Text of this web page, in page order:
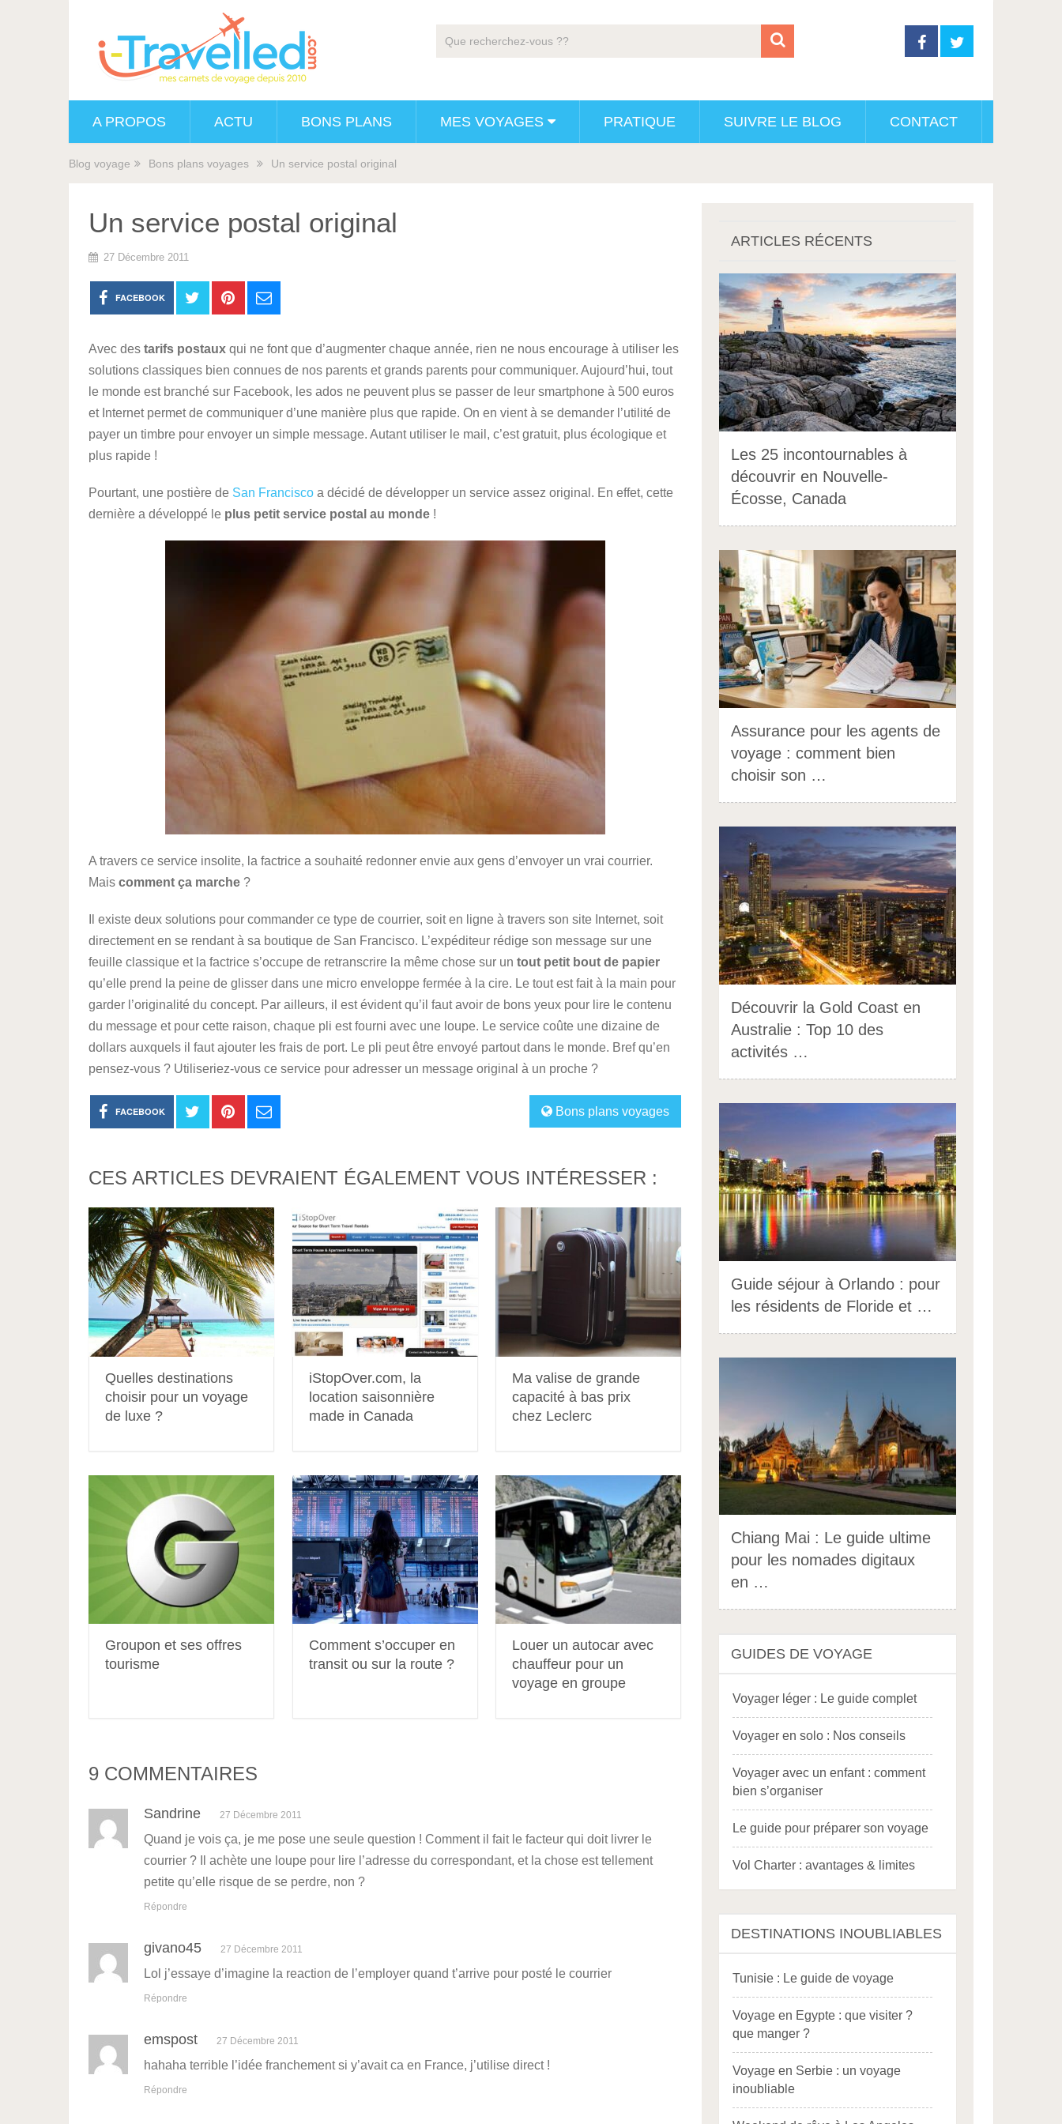
A PROPOS ACTU BONS PLANS MES VOYAGES PRATIQUE SUIVRE LE BLOG CONTACT
Blog voyage Bons plans voyages Un service postal original
Un service postal original
27 Décembre 2011
FACEBOOK
Avec des tarifs postaux qui ne font que d’augmenter chaque année, rien ne nous encourage à utiliser les
solutions classiques bien connues de nos parents et grands parents pour communiquer. Aujourd’hui, tout
le monde est branché sur Facebook, les ados ne peuvent plus se passer de leur smartphone à 500 euros
et Internet permet de communiquer d’une manière plus que rapide. On en vient à se demander l’utilité de
payer un timbre pour envoyer un simple message. Autant utiliser le mail, c’est gratuit, plus écologique et
plus rapide !
Pourtant, une postière de San Francisco a décidé de développer un service assez original. En effet, cette
dernière a développé le plus petit service postal au monde !
A travers ce service insolite, la factrice a souhaité redonner envie aux gens d’envoyer un vrai courrier.
Mais comment ça marche ?
Il existe deux solutions pour commander ce type de courrier, soit en ligne à travers son site Internet, soit
directement en se rendant à sa boutique de San Francisco. L’expéditeur rédige son message sur une
feuille classique et la factrice s’occupe de retranscrire la même chose sur un tout petit bout de papier
qu’elle prend la peine de glisser dans une micro enveloppe fermée à la cire. Le tout est fait à la main pour
garder l’originalité du concept. Par ailleurs, il est évident qu’il faut avoir de bons yeux pour lire le contenu
du message et pour cette raison, chaque pli est fourni avec une loupe. Le service coûte une dizaine de
dollars auxquels il faut ajouter les frais de port. Le pli peut être envoyé partout dans le monde. Bref qu’en
pensez-vous ? Utiliseriez-vous ce service pour adresser un message original à un proche ?
Bons plans voyages
FACEBOOK
CES ARTICLES DEVRAIENT ÉGALEMENT VOUS INTÉRESSER :
Quelles destinations
choisir pour un voyage
de luxe ?
iStopOver.com, la
location saisonnière
made in Canada
Ma valise de grande
capacité à bas prix
chez Leclerc
Groupon et ses offres
tourisme
Comment s’occuper en
transit ou sur la route ?
Louer un autocar avec
chauffeur pour un
voyage en groupe
9 COMMENTAIRES
Sandrine 27 Décembre 2011
Quand je vois ça, je me pose une seule question ! Comment il fait le facteur qui doit livrer le
courrier ? Il achète une loupe pour lire l’adresse du correspondant, et la chose est tellement
petite qu’elle risque de se perdre, non ?
Répondre
givano45 27 Décembre 2011
Lol j’essaye d’imagine la reaction de l’employer quand t’arrive pour posté le courrier
Répondre
emspost 27 Décembre 2011
hahaha terrible l’idée franchement si y’avait ca en France, j’utilise direct !
Répondre
ARTICLES RÉCENTS
Les 25 incontournables à
découvrir en Nouvelle-
Écosse, Canada
Assurance pour les agents de
voyage : comment bien
choisir son …
Découvrir la Gold Coast en
Australie : Top 10 des
activités …
Guide séjour à Orlando : pour
les résidents de Floride et …
Chiang Mai : Le guide ultime
pour les nomades digitaux
en …
GUIDES DE VOYAGE
Voyager léger : Le guide complet
Voyager en solo : Nos conseils
Voyager avec un enfant : comment
bien s’organiser
Le guide pour préparer son voyage
Vol Charter : avantages & limites
DESTINATIONS INOUBLIABLES
Tunisie : Le guide de voyage
Voyage en Egypte : que visiter ?
que manger ?
Voyage en Serbie : un voyage
inoubliable